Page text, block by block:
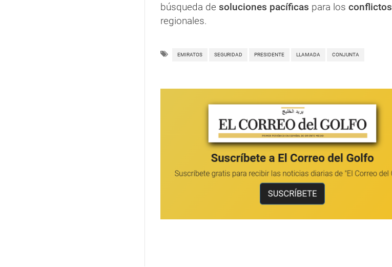
búsqueda de soluciones pacíficas para los conflictos
regionales.
EMIRATOS SEGURIDAD PRESIDENTE LLAMADA CONJUNTA